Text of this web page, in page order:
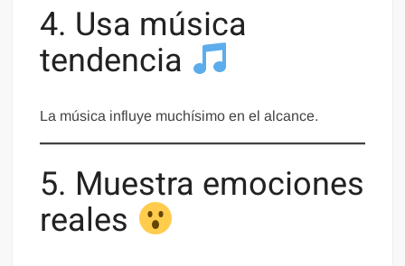
4. Usa música
tendencia
La música influye muchísimo en el alcance.
5. Muestra emociones
reales